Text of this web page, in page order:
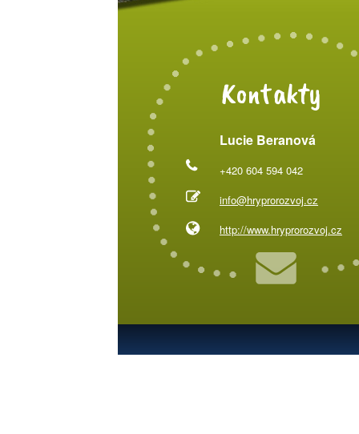
Kontakty
Lucie Beranová
+420 604 594 042
info@hryprorozvoj.cz
http://www.hryprorozvoj.cz